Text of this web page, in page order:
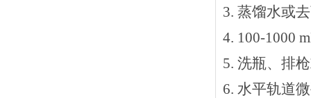
3. 蒸馏水或
4. 100-1000
5. 洗瓶、排
6. 水平轨道